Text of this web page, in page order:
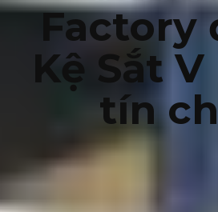
Factory
Kệ Sắt
tín